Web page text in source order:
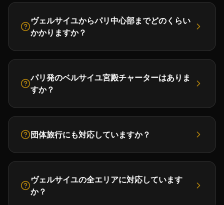
ヴェルサイユからパリ中心部までどのくらい
かかりますか？
パリ発のベルサイユ宮殿チャーターはありま
すか？
団体旅行にも対応していますか？
ヴェルサイユの全エリアに対応しています
か？